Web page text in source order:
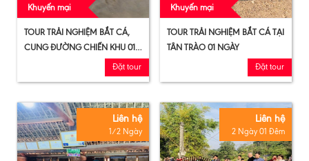
Khuyến mại
TOUR TRẢI NGHIỆM BẮT CÁ,
CUNG ĐƯỜNG CHIẾN KHU 01
Đặt tour
Khuyến mại
TOUR TRẢI NGHIỆM BẮT CÁ TẠI
TÂN TRÀO 01 NGÀY
Đặt tour
Liên hệ
1/2 Ngày
Liên hệ
2 Ngày 01 Đêm